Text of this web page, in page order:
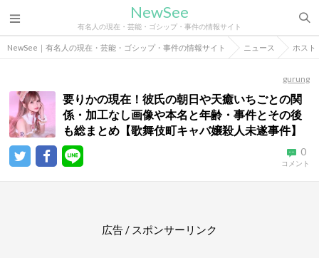
NewSee
有名人の現在・芸能・ゴシップ・事件の情報サイト
NewSee｜有名人の現在・芸能・ゴシップ・事件の情報サイト ニュース ホスト
gurung
要りかの現在！彼氏の朝日や天癒いちごとの関
係・加工なし画像や本名と年齢・事件とその後
も総まとめ【歌舞伎町キャバ嬢殺人未遂事件】
0
コメント
広告 / スポンサーリンク